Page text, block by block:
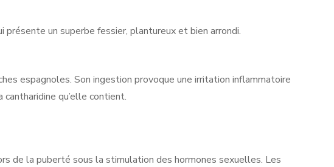
un superbe fessier, plantureux et bien arrondi.
espagnoles. Son ingestion provoque une irritation inflammatoire
qu’elle contient.
de la puberté sous la stimulation des hormones sexuelles. Les